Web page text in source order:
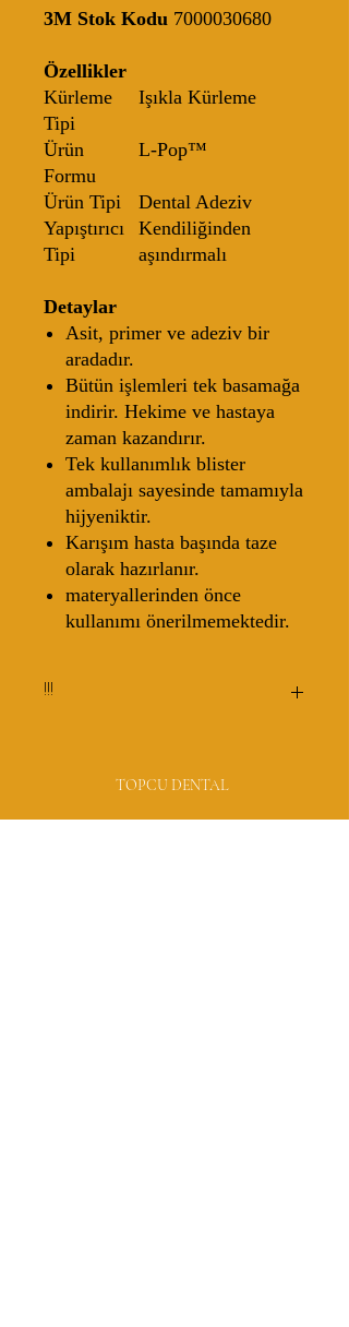
3M Stok Kodu 7000030680
Özellikler
Kürleme
Tipi
Işıkla Kürleme
Ürün
Formu
L-Pop™
Ürün Tipi
Dental Adeziv
Yapıştırıcı
Tipi
Kendiliğinden
aşındırmalı
Detaylar
Asit, primer ve adeziv bir
aradadır.
Bütün işlemleri tek basamağa
indirir. Hekime ve hastaya
zaman kazandırır.
Tek kullanımlık blister
ambalajı sayesinde tamamıyla
hijyeniktir.
Karışım hasta başında taze
olarak hazırlanır.
materyallerinden önce
kullanımı önerilmemektedir.
!!!
Kampanyalar ve müşterilerimiz
TOPCU DENTAL